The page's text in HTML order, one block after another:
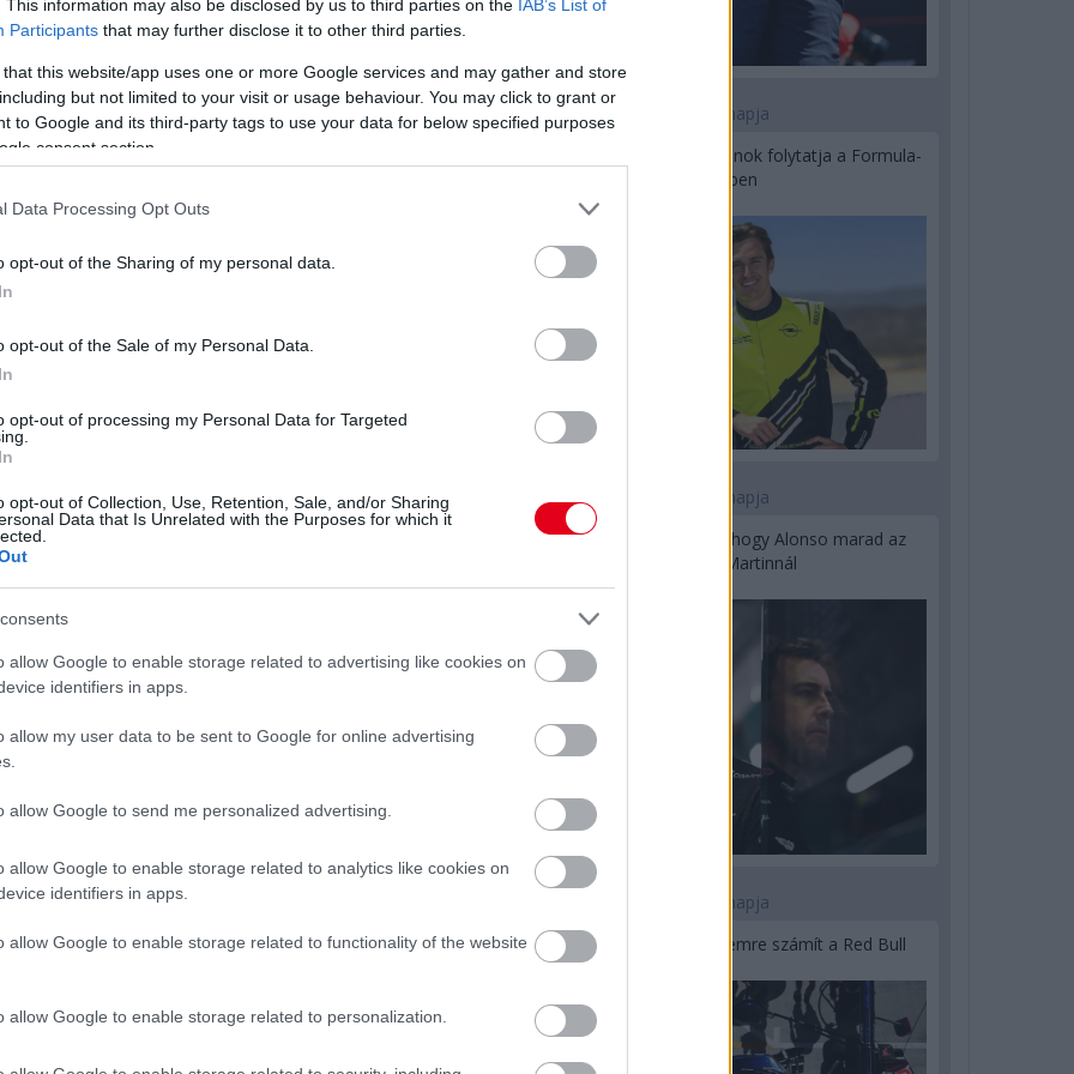
This information may also be disclosed by us to third parties on the IAB’s List of
Participants that may further disclose it to other third parties.
that this website/app uses one or more Google services and may gather and store
but not limited to your visit or usage behaviour. You may click to grant or
to Google and its third-party tags to use your data for below specified purposes
consent section.
Data Processing Opt Outs
opt-out of the Sharing of my personal data.
opt-out of the Sale of my Personal Data.
opt-out of processing my Personal Data for Targeted
opt-out of Collection, Use, Retention, Sale, and/or Sharing
Data that Is Unrelated with the Purposes for which it
allow Google to enable storage related to advertising like cookies on
identifiers in apps.
allow my user data to be sent to Google for online advertising
allow Google to send me personalized advertising.
allow Google to enable storage related to analytics like cookies on
identifiers in apps.
allow Google to enable storage related to functionality of the website
allow Google to enable storage related to personalization.
fog szerezni már az évad második
mint a Ferrari –, a nem várt eredmény pedig
a különbség köztük és a mezőny
2014-es fölénye óta. Ez egy komoly
a télen nem helyes döntéseket hoztunk,
nyerni a teljesítmény egy részét, mint az
címért akarunk harcolni, de
összpontosítani és helyrehozzuk az
hogy a Mercedesnek lehet még
az alábbi gombokkal:
1 napja
Újabb korábbi F2-es bajnok folytatja a Formula-
E-ben
2 napja
Newey biztos benne, hogy Alonso marad az
Aston Martinnál
2 napja
Lassuló fejlesztési ütemre számít a Red Bull